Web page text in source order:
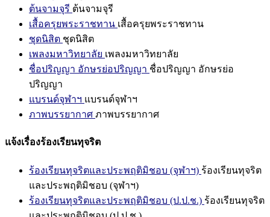
ต้นจามจุรี ต้นจามจุรี
เสื้อครุยพระราชทาน เสื้อครุยพระราชทาน
ชุดนิสิต ชุดนิสิต
เพลงมหาวิทยาลัย เพลงมหาวิทยาลัย
ชื่อปริญญา อักษรย่อปริญญา ชื่อปริญญา อักษรย่อ
ปริญญา
แบรนด์จุฬาฯ แบรนด์จุฬาฯ
ภาพบรรยากาศ ภาพบรรยากาศ
แจ้งเรื่องร้องเรียนทุจริต
ร้องเรียนทุจริตและประพฤติมิชอบ (จุฬาฯ) ร้องเรียนทุจริต
และประพฤติมิชอบ (จุฬาฯ)
ร้องเรียนทุจริตและประพฤติมิชอบ (ป.ป.ช.) ร้องเรียนทุจริต